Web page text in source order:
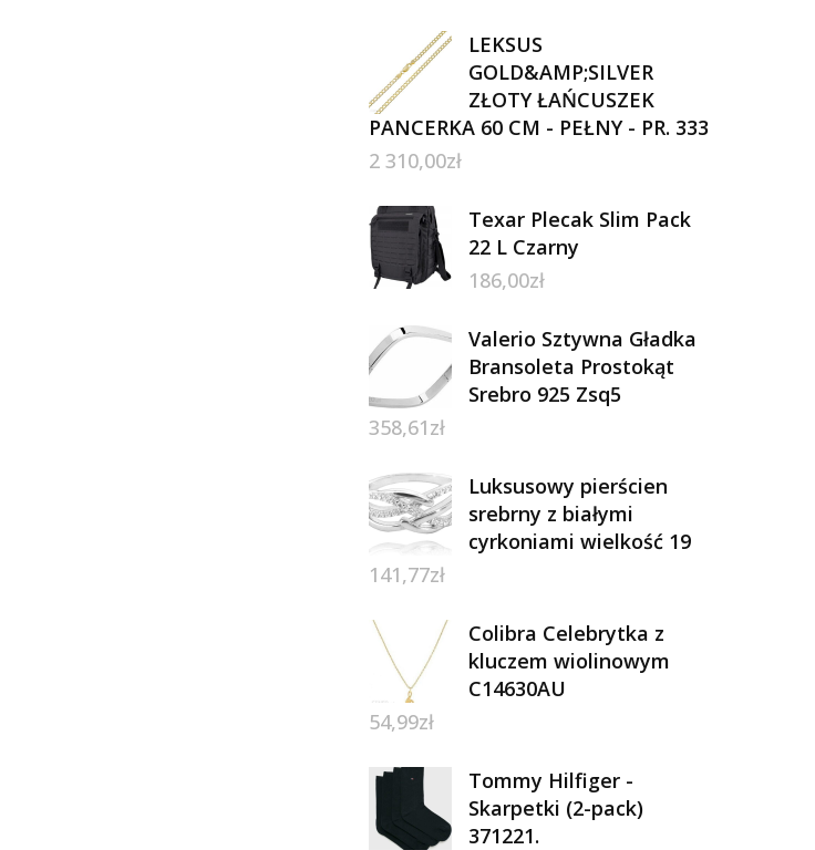
LEKSUS
GOLD&AMP;SILVER
ZŁOTY ŁAŃCUSZEK
PANCERKA 60 CM - PEŁNY - PR. 333
2 310,00zł
Texar Plecak Slim Pack
22 L Czarny
186,00zł
Valerio Sztywna Gładka
Bransoleta Prostokąt
Srebro 925 Zsq5
358,61zł
Luksusowy pierścien
srebrny z białymi
cyrkoniami wielkość 19
141,77zł
Colibra Celebrytka z
kluczem wiolinowym
C14630AU
54,99zł
Tommy Hilfiger -
Skarpetki (2-pack)
371221.